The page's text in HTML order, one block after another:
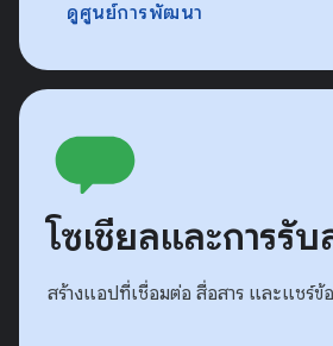
ดูศูนย์การพัฒนา
โซเชียลและการรั
สร้างแอปที่เชื่อมต่อ สื่อสาร และแชร์ข้